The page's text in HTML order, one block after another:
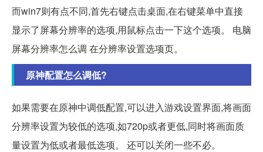
而win7则有点不同,首先右键点击桌面,在右键菜单中直接
显示了屏幕分辨率的选项,用鼠标点击一下这个选项。 电脑
屏幕分辨率怎么调 在分辨率设置选项页。
原神配置怎么调低?
如果需要在原神中调低配置,可以进入游戏设置界面,将画面
分辨率设置为较低的选项,如720p或者更低,同时将画面质
量设置为低或者最低选项。 还可以关闭一些不必。